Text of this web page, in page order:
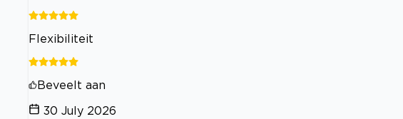
Flexibiliteit
Beveelt aan
30 July 2026